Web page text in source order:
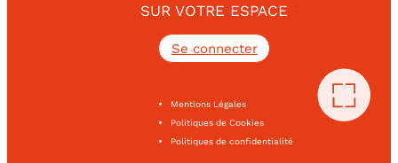
SUR VOTRE ESPACE
Se connecter
Mentions Légales
Politiques de Cookies
Politiques de confidentialité